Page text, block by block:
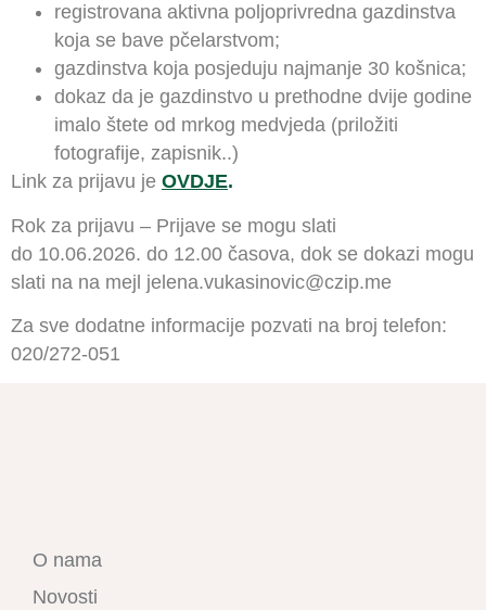
registrovana aktivna poljoprivredna gazdinstva
koja se bave pčelarstvom;
gazdinstva koja posjeduju najmanje 30 košnica;
dokaz da je gazdinstvo u prethodne dvije godine
imalo štete od mrkog medvjeda (priložiti
fotografije, zapisnik..)
Link za prijavu je OVDJE.
Rok za prijavu – Prijave se mogu slati
do 10.06.2026. do 12.00 časova, dok se dokazi mogu
slati na na mejl jelena.vukasinovic@czip.me
Za sve dodatne informacije pozvati na broj telefon:
020/272-051
O nama
Novosti